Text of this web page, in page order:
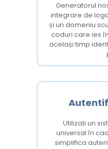
Generatorul
integrare de
și un domeniu
coduri care ies
același timp
Utilizați un
universal în
simplifica